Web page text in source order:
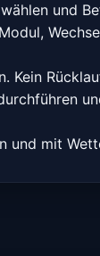
und
Kein
und mit